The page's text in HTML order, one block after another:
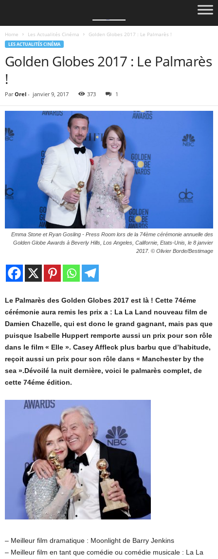
Home Les Actualités Cinéma Golden Globes 2017 : Le Palmarès !
LES ACTUALITÉS CINÉMA
Golden Globes 2017 : Le Palmarès
!
Par Orel - janvier 9, 2017 373 1
Emma Stone et Ryan Gosling - Press Room lors de la 74ème cérémonie annuelle des
Golden Globe Awards à Beverly Hills, Los Angeles, Californie, Etats-Unis, le 8 janvier
2017. © Olivier Borde/Bestimage
Le Palmarès des Golden Globes 2017 est là ! Cette 74éme
cérémonie aura remis les prix a : La La Land nouveau film de
Damien Chazelle, qui est donc le grand gagnant, mais pas que
puisque Isabelle Huppert remporte aussi un prix pour son rôle
dans le film « Elle ». Casey Affleck plus barbu que d’habitude,
reçoit aussi un prix pour son rôle dans « Manchester by the
sea ».Dévoilé la nuit dernière, voici le palmarès complet, de
cette 74éme édition.
– Meilleur film dramatique : Moonlight de Barry Jenkins
– Meilleur film en tant que comédie ou comédie musicale : La La